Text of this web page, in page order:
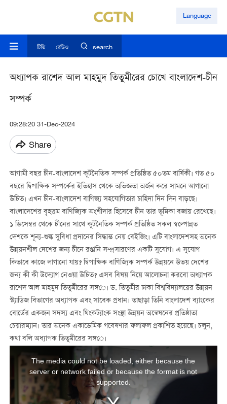
Language
টিভি রেডিও search
অধ্যাপক রাশেদ আল মাহমুদ তিতুমীরের চোখে বাংলাদেশ-চীন
সম্পর্ক
09:28:20 31-Dec-2024
Share
আগামী বছর চীন-বাংলাদেশ কূটনৈতিক সম্পর্ক প্রতিষ্ঠিত ৫০তম বার্ষিকী। গত ৫০
বছরে দ্বিপাক্ষিক সম্পর্কের ইতিহাস থেকে অভিজ্ঞতা অর্জন করে সামনে আগানো
উচিত। এখনচীন-বাংলাদেশবাণিজ্যসহযোগিতারচাহিদাদিনদিনবাড়ছে।
বাংলাদেশেরবৃহত্তমবাণিজ্যিকঅংশীদারহিসেবেচীনতারভূমিকাবজায়রেখেছে।
১ ডিসেম্বর থেকে চীনের সাথে কূটনৈতিক সম্পর্ক প্রতিষ্ঠিত সকল স্বল্পোন্নত
দেশকে শূন্য-শুল্ক সুবিধা প্রদানের সিদ্ধান্ত নেয় বেইজিং। এটি বাংলাদেশসহ অনেক
উন্নয়নশীল দেশের জন্যচীনে রপ্তানি সম্প্রসারণের একটি সুযোগ। এ সুযোগ
কিভাবে কাজে লাগানো যায়? দ্বিপাক্ষিক বাণিজ্যিক সম্পর্ক উন্নয়নে উভয় দেশের
জন্য কী কী উদ্যোগ নেওয়া উচিত?এসববিষয়নিয়েআলোচনাকরবোঅধ্যাপক
রাশেদআলমাহমুদ তিতুমীরেরসঙ্গে। ড. তিতুমীর ঢাকা বিশ্ববিদ্যালয়ের উন্নয়ন
স্ট্যাডিজ বিভাগের অধ্যাপক এবং সাবেক প্রধান। তাছাড়াতিনিবাংলাদেশব্যাংকের
বোর্ডের একজন সদস্য এবং থিংকট্যাংক সংস্থা উন্নয়ন অন্বেষনের প্রতিষ্ঠাতা
চেয়ারম্যান। তার অনেক একাডেমিক গবেষণার ফলাফল প্রকাশিত হয়েছে। চলুন,
কথাবলিঅধ্যাপক তিতুমীরেরসঙ্গে।
window.
The media could not be loaded, either because the
server or network failed or because the format is not
supported.